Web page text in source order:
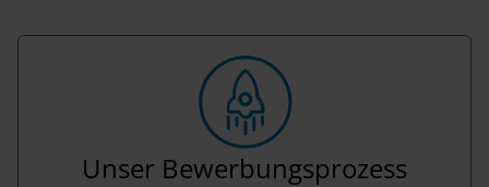
Unser Bewerbungsprozess